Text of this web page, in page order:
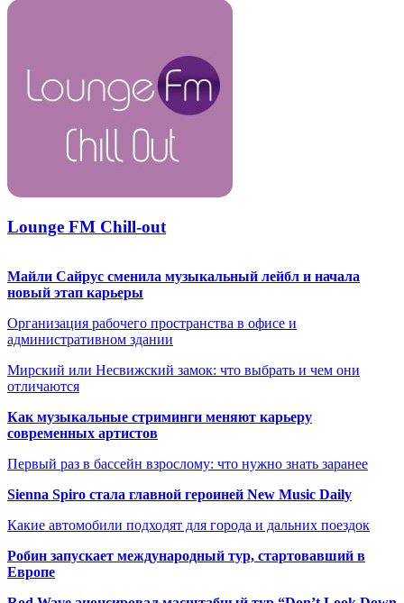
Lounge FM Chill-out
Майли Сайрус сменила музыкальный лейбл и начала
новый этап карьеры
Организация рабочего пространства в офисе и
административном здании
Мирский или Несвижский замок: что выбрать и чем они
отличаются
Как музыкальные стриминги меняют карьеру
современных артистов
Первый раз в бассейн взрослому: что нужно знать заранее
Sienna Spiro стала главной героиней New Music Daily
Какие автомобили подходят для города и дальних поездок
Робин запускает международный тур, стартовавший в
Европе